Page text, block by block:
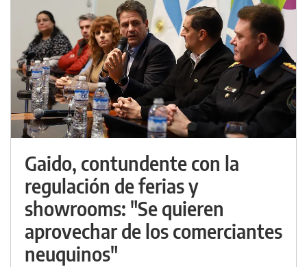
Gaido, contundente con la
regulación de ferias y
showrooms: "Se quieren
aprovechar de los comerciantes
neuquinos"